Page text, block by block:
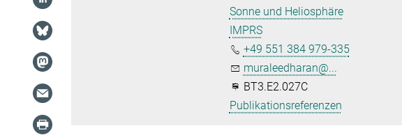
Sonne und Heliosphäre
IMPRS
+49 551 384 979-335
muraleedharan@...
BT3.E2.027C
Publikationsreferenzen